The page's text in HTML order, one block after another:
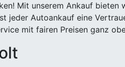
Mit unserem Ankauf bieten
jeder Autoankauf eine
mit fairen Preisen ganz